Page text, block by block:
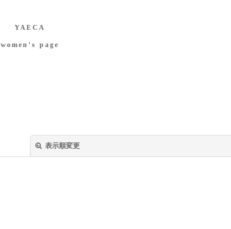
YAECA
women's page
表示順変更